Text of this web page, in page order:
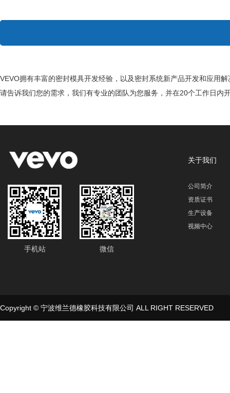
VEVO拥有丰富的密封模具开发经验，以及密封系统新产品开发和应用
请告诉我们您的需求，我们有专业的团队为您服务，并在20个工作日内
手机站 微信
关于我们
公司简介
资质证书
生产设备
视频中心
Copyright © 宁波维兰德橡胶科技有限公司 ALL RIGHT RESERVED